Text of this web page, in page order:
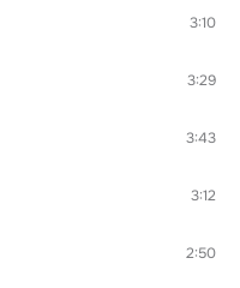
3:10
3:29
3:43
3:12
2:50